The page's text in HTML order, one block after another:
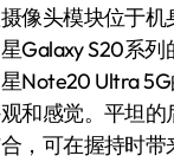
像头模块位于机
Galaxy S20系列
Note20 Ultra
和感觉。平坦
，可在握持时带